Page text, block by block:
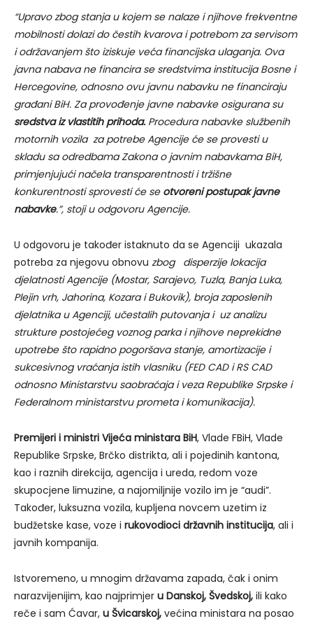
“Upravo zbog stanja u kojem se nalaze i njihove frekventne
mobilnosti dolazi do čestih kvarova i potrebom za servisom
i održavanjem što iziskuje veća financijska ulaganja. Ova
javna nabava ne financira se sredstvima institucija Bosne i
Hercegovine, odnosno ovu javnu nabavku ne financiraju
građani BiH. Za provođenje javne nabavke osigurana su
sredstva iz vlastitih prihoda. Procedura nabavke službenih
motornih vozila za potrebe Agencije će se provesti u
skladu sa odredbama Zakona o javnim nabavkama BiH,
primjenjujući načela transparentnosti i tržišne
konkurentnosti sprovesti će se otvoreni postupak javne
nabavke.”, stoji u odgovoru Agencije.
U odgovoru je također istaknuto da se Agenciji ukazala
potreba za njegovu obnovu zbog disperzije lokacija
djelatnosti Agencije (Mostar, Sarajevo, Tuzla, Banja Luka,
Plejin vrh, Jahorina, Kozara i Bukovik), broja zaposlenih
djelatnika u Agenciji, učestalih putovanja i uz analizu
strukture postojećeg voznog parka i njihove neprekidne
upotrebe što rapidno pogoršava stanje, amortizacije i
sukcesivnog vraćanja istih vlasniku (FED CAD i RS CAD
odnosno Ministarstvu saobraćaja i veza Republike Srpske i
Federalnom ministarstvu prometa i komunikacija).
Premijeri i ministri Vijeća ministara BiH, Vlade FBiH, Vlade
Republike Srpske, Brčko distrikta, ali i pojedinih kantona,
kao i raznih direkcija, agencija i ureda, redom voze
skupocjene limuzine, a najomiljnije vozilo im je “audi”.
Također, luksuzna vozila, kupljena novcem uzetim iz
budžetske kase, voze i rukovodioci državnih institucija, ali i
javnih kompanija.
Istvoremeno, u mnogim državama zapada, čak i onim
narazvijenijim, kao najprimjer u Danskoj, Švedskoj, ili kako
reče i sam Ćavar, u Švicarskoj, većina ministara na posao